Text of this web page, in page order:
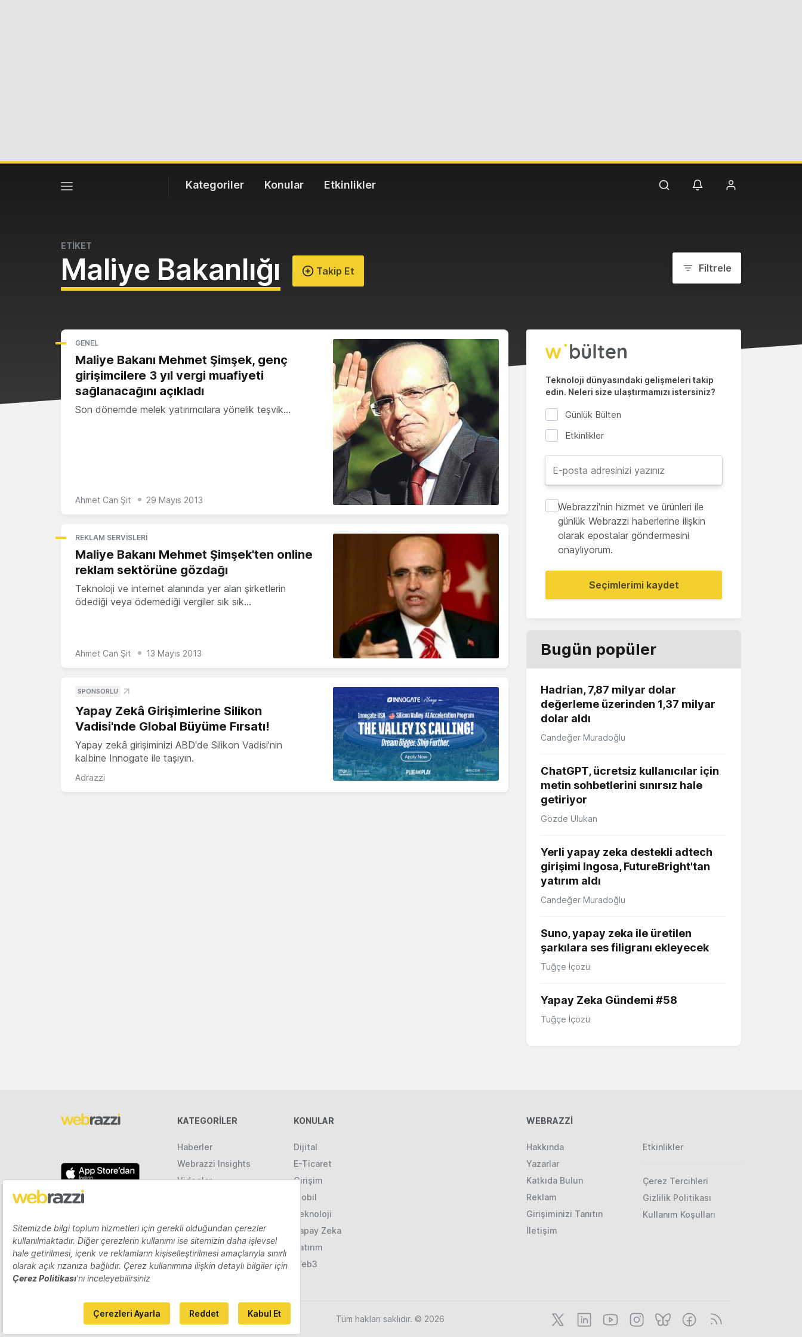
Kategoriler Konular Etkinlikler
ETİKET
Maliye Bakanlığı Takip Et Filtrele
GENEL
Maliye Bakanı Mehmet Şimşek, genç
girişimcilere 3 yıl vergi muafiyeti
sağlanacağını açıkladı
Son dönemde melek yatırımcılara yönelik teşvik…
Ahmet Can Şit 29 Mayıs 2013
REKLAM SERVISLERI
Maliye Bakanı Mehmet Şimşek'ten online
reklam sektörüne gözdağı
Teknoloji ve internet alanında yer alan şirketlerin
ödediği veya ödemediği vergiler sık sık…
Ahmet Can Şit 13 Mayıs 2013
SPONSORLU
Yapay Zekâ Girişimlerine Silikon
Vadisi'nde Global Büyüme Fırsatı!
Yapay zekâ girişiminizi ABD'de Silikon Vadisi'nin
kalbine Innogate ile taşıyın.
Adrazzi
Teknoloji dünyasındaki gelişmeleri takip
edin. Neleri size ulaştırmamızı istersiniz?
Günlük Bülten
Etkinlikler
Webrazzi'nin hizmet ve ürünleri ile
günlük Webrazzi haberlerine ilişkin
olarak epostalar göndermesini
onaylıyorum.
Seçimlerimi kaydet
Bugün popüler
Hadrian, 7,87 milyar dolar
değerleme üzerinden 1,37 milyar
dolar aldı
Candeğer Muradoğlu
ChatGPT, ücretsiz kullanıcılar için
metin sohbetlerini sınırsız hale
getiriyor
Gözde Ulukan
Yerli yapay zeka destekli adtech
girişimi Ingosa, FutureBright'tan
yatırım aldı
Candeğer Muradoğlu
Suno, yapay zeka ile üretilen
şarkılara ses filigranı ekleyecek
Tuğçe İçözü
Yapay Zeka Gündemi #58
Tuğçe İçözü
KATEGORILER
Haberler
Webrazzi Insights
Videolar
KONULAR
Dijital
E-Ticaret
Girişim
Mobil
Teknoloji
Yapay Zeka
Yatırım
Web3
WEBRAZZİ
Hakkında
Yazarlar
Katkıda Bulun
Reklam
Girişiminizi Tanıtın
İletişim
Etkinlikler
Çerez Tercihleri
Gizlilik Politikası
Kullanım Koşulları
Tüm hakları saklıdır. © 2026